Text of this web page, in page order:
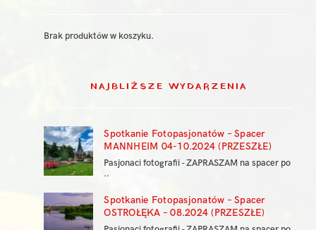
Brak produktów w koszyku.
NAJBLIŻSZE WYDARZENIA
Spotkanie Fotopasjonatów – Spacer
MANNHEIM 04-10.2024 (PRZESZŁE)
Pasjonaci fotografii - ZAPRASZAM na spacer po
..
Spotkanie Fotopasjonatów – Spacer
OSTROŁĘKA – 08.2024 (PRZESZŁE)